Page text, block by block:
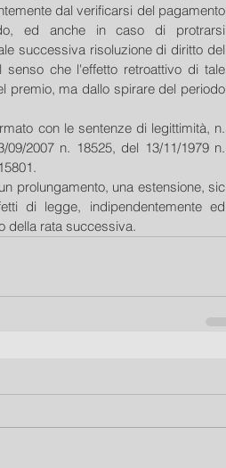
dal verificarsi del pagamento
ed anche in caso di protrarsi
successiva risoluzione di diritto del
che l'effetto retroattivo di tale
premio, ma dallo spirare del periodo
con le sentenze di legittimità, n.
2007 n. 18525, del 13/11/1979 n.
prolungamento, una estensione, sic
di legge, indipendentemente ed
della rata successiva.